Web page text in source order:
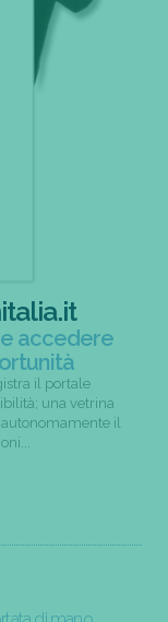
accedere
il portale
una vetrina
autonomamente il